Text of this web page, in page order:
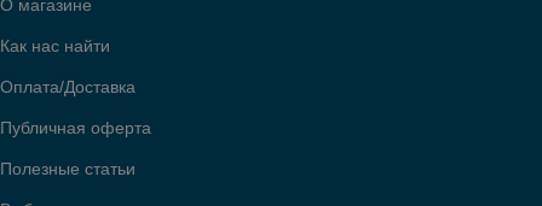
О магазине
Как нас найти
Оплата/Доставка
Публичная оферта
Полезные статьи